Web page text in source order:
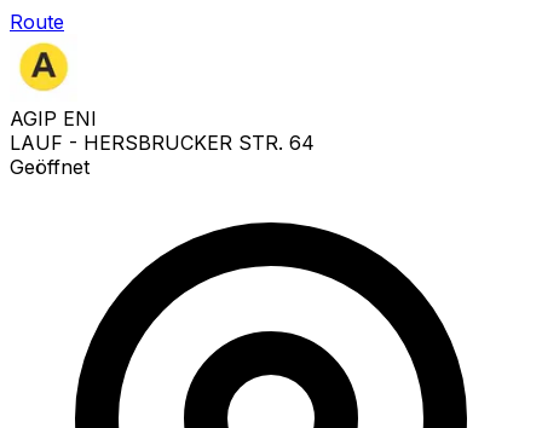
Route
AGIP ENI
LAUF - HERSBRUCKER STR. 64
Geöffnet